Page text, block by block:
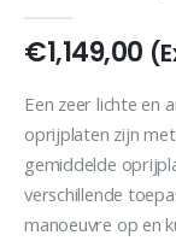
€1,149,00
Een zeer lichte en
oprijplaten zijn
gemiddelde
verschillende
manoeuvre op en